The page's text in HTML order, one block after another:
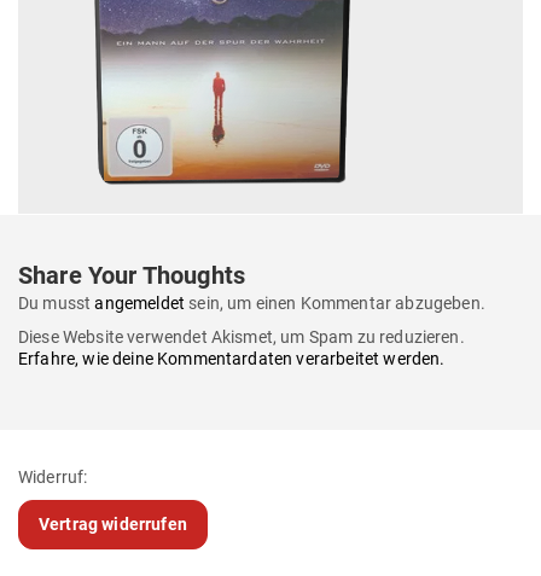
Share Your Thoughts
Du musstangemeldet sein, um einen Kommentar abzugeben.
Diese Website verwendet Akismet, um Spam zu reduzieren.
Erfahre, wie deine Kommentardaten verarbeitet werden.
Widerruf:
Vertrag widerrufen